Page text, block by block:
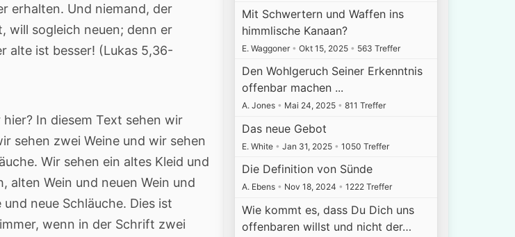
erhalten. Und niemand, der
will sogleich neuen; denn er
alte ist besser! (Lukas 5,36-
hier? In diesem Text sehen wir
sehen zwei Weine und wir sehen
Wir sehen ein altes Kleid und
alten Wein und neuen Wein und
und neue Schläuche. Dies ist
wenn in der Schrift zwei
Mit Schwertern und Waffen ins
himmlische Kanaan?
E. Waggoner • Okt 15, 2025 • 563 Treffer
Den Wohlgeruch Seiner Erkenntnis
offenbar machen ...
A. Jones • Mai 24, 2025 • 811 Treffer
Das neue Gebot
E. White • Jan 31, 2025 • 1050 Treffer
Die Definition von Sünde
A. Ebens • Nov 18, 2024 • 1222 Treffer
Wie kommt es, dass Du Dich uns
offenbaren willst und nicht der…